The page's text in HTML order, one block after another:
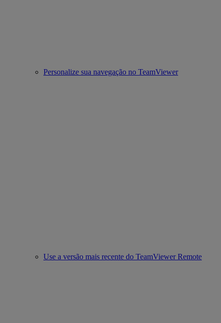
Personalize sua navegação no TeamViewer
Use a versão mais recente do TeamViewer Remote